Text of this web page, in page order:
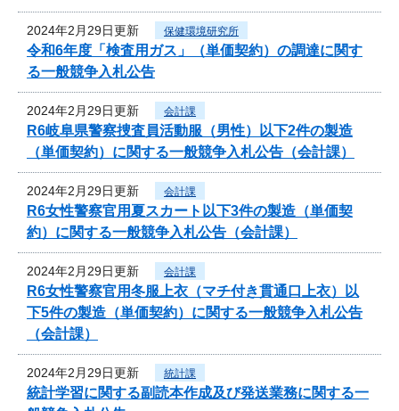
2024年2月29日更新 保健環境研究所
令和6年度「検査用ガス」（単価契約）の調達に関す
る一般競争入札公告
2024年2月29日更新 会計課
R6岐阜県警察捜査員活動服（男性）以下2件の製造
（単価契約）に関する一般競争入札公告（会計課）
2024年2月29日更新 会計課
R6女性警察官用夏スカート以下3件の製造（単価契
約）に関する一般競争入札公告（会計課）
2024年2月29日更新 会計課
R6女性警察官用冬服上衣（マチ付き貫通口上衣）以
下5件の製造（単価契約）に関する一般競争入札公告
（会計課）
2024年2月29日更新 統計課
統計学習に関する副読本作成及び発送業務に関する一